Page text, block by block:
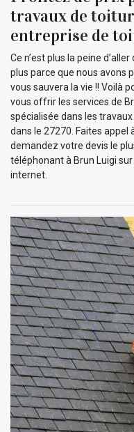
travaux de
entreprise de
Ce n’est plus la peine
plus parce que nous avons
vous sauvera la vie !! Voilà
vous offrir les services de
spécialisée dans les
dans le 27270. Faites
demandez votre devis le
téléphonant à Brun Luigi
internet.